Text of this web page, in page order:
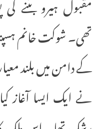
تھی۔ شوکت خانم
کے دامن میں بلند
نے ایک ایسا آغاز